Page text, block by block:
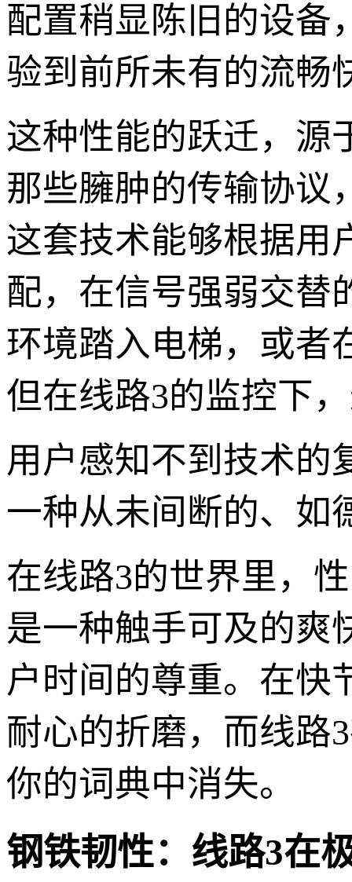
配置稍显陈旧的设备
验到前所未有的流畅
这种性能的跃迁，源
那些臃肿的传输协议
这套技术能够根据用
配，在信号强弱交替
环境踏入电梯，或者
但在线路3的监控下
用户感知不到技术
一种从未间断的、如
在线路3的世界里，
是一种触手可及的爽
户时间的尊重。在快
耐心的折磨，而线路
你的词典中消失。
钢铁韧性：线路3在